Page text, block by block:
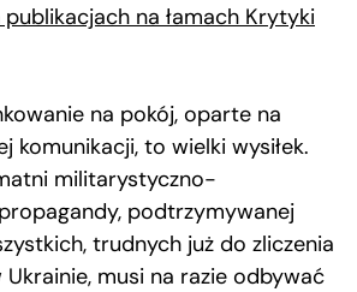
na łamach Krytyki
na pokój, oparte na
komunikacji, to wielki wysiłek.
militarystyczno-
podtrzymywanej
trudnych już do zliczenia
musi na razie odbywać